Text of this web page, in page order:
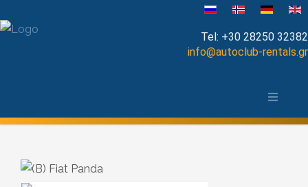
Tel: +30 28250 32382
info@autoclub-rentals.gr
Open Top